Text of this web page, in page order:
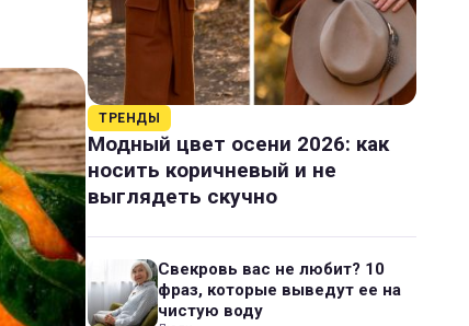
ТРЕНДЫ
Модный цвет осени 2026: как
носить коричневый и не
выглядеть скучно
Свекровь вас не любит? 10
фраз, которые выведут ее на
чистую воду